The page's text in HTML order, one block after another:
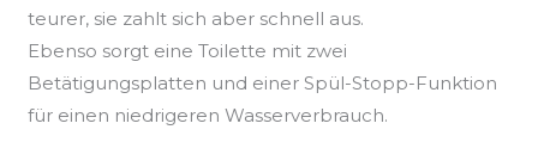
teurer, sie zahlt sich aber schnell aus.
Ebenso sorgt eine Toilette mit zwei
Betätigungsplatten und einer Spül-Stopp-Funktion
für einen niedrigeren Wasserverbrauch.